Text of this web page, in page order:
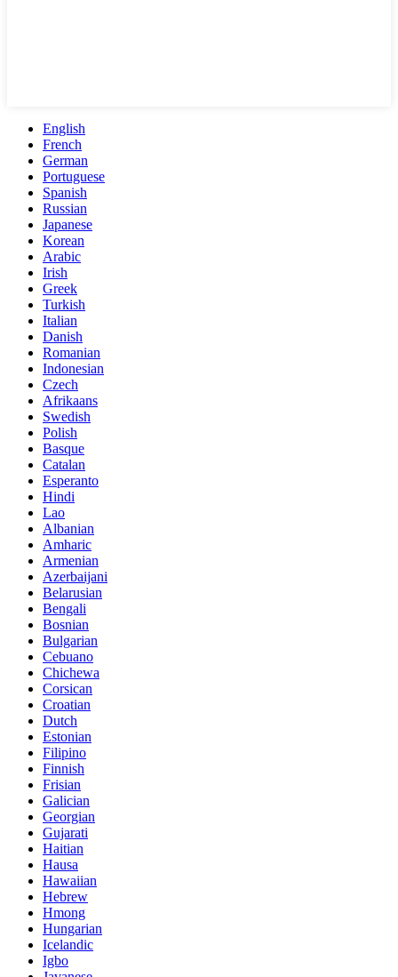
English
French
German
Portuguese
Spanish
Russian
Japanese
Korean
Arabic
Irish
Greek
Turkish
Italian
Danish
Romanian
Indonesian
Czech
Afrikaans
Swedish
Polish
Basque
Catalan
Esperanto
Hindi
Lao
Albanian
Amharic
Armenian
Azerbaijani
Belarusian
Bengali
Bosnian
Bulgarian
Cebuano
Chichewa
Corsican
Croatian
Dutch
Estonian
Filipino
Finnish
Frisian
Galician
Georgian
Gujarati
Haitian
Hausa
Hawaiian
Hebrew
Hmong
Hungarian
Icelandic
Igbo